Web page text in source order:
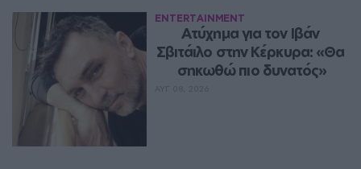
ENTERTAINMENT
Ατύχημα για τον Ιβάν
Σβιτάιλο στην Κέρκυρα: «Θα
σηκωθώ πιο δυνατός»